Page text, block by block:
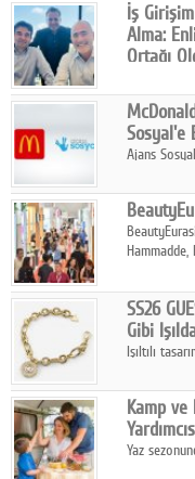
İş
Alma:
Ortağı
stratejisini
tamamladı.
Sosyal'e
Ajans
SS26
Gibi
Işıltılı
dokunuşunu
Kamp ve
Yaz